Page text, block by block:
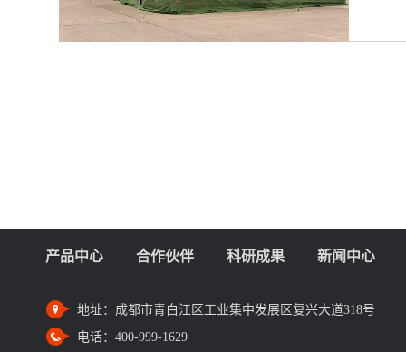
产品中心 合作伙伴 科研成果 新闻中心
地址： 成都市青白江区工业集中发展区复兴大道318号
电话： 400-999-1629